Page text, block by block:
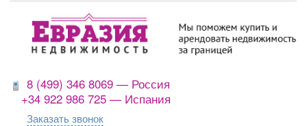
8 (499) 346 8069 — Россия
+34 922 986 725 — Испания
Заказать звонок